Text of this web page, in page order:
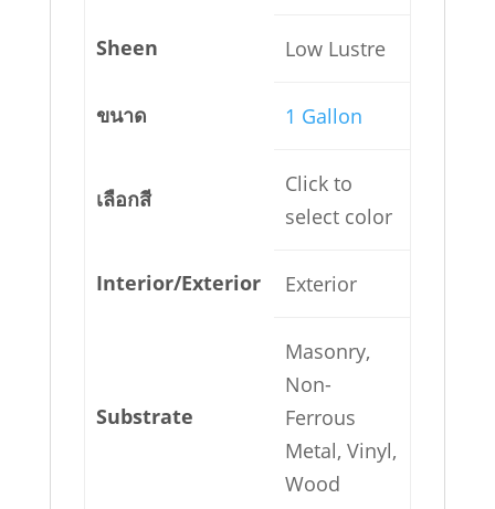
Sheen Low Lustre
ขนาด 1 Gallon
เลือกสี
Click to
select color
Interior/Exterior Exterior
Substrate
Masonry,
Non-
Ferrous
Metal, Vinyl,
Wood